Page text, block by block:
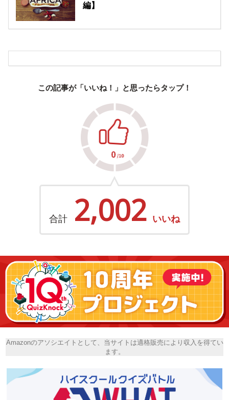
編】
この記事が「いいね！」と思ったらタップ！
合計 2,002 いいね
Amazonのアソシエイトとして、当サイトは適格販売により収入を得てい
ます。